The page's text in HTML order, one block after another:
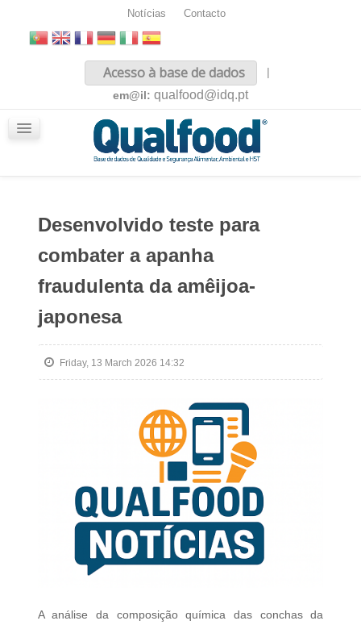
Notícias Contacto
Acesso à base de dados
|
em@il: qualfood@idq.pt
Desenvolvido teste para
combater a apanha
fraudulenta da amêijoa-
japonesa
Friday, 13 March 2026 14:32
A análise da composição química das conchas da